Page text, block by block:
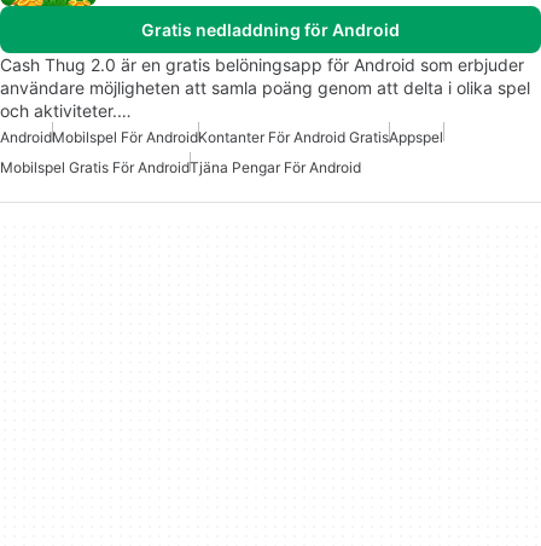
Gratis nedladdning för Android
Cash Thug 2.0 är en gratis belöningsapp för Android som erbjuder
användare möjligheten att samla poäng genom att delta i olika spel
och aktiviteter.…
AndroidMobilspel För AndroidKontanter För Android GratisAppspel
Mobilspel Gratis För AndroidTjäna Pengar För Android